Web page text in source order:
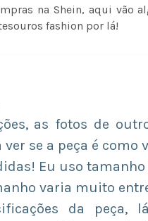
na Shein, aqui vão
fashion por lá!
as fotos de
se a peça é como
Eu uso
varia muito entre
da peça,